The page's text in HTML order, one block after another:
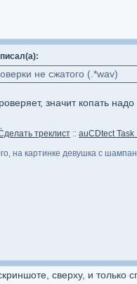
не сжатого (.*wav)
значит копать
треклист :: auCDtect
на картинке девушка с
сверху, и только